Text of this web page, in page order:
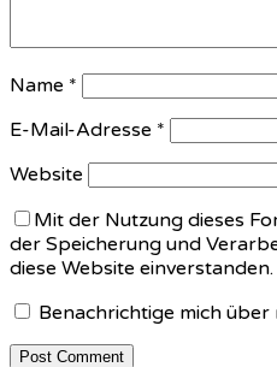
Name *
E-Mail-Adresse *
Website
Mit der Nutzung dieses
der Speicherung und
diese Website einverstanden.
Benachrichtige mich über